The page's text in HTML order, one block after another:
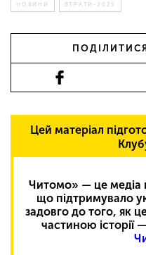
НОВИНИ ВТРАТИ-2025
Цей матеріал
Читомо» — це медіа
що підтримувало
задовго до того, як
частиною історії